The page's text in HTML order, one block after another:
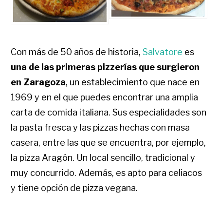
Con más de 50 años de historia,Salvatore es
una de las primeras pizzerías que surgieron
en Zaragoza, un establecimiento que nace en
1969 y en el que puedes encontrar una amplia
carta de comida italiana. Sus especialidades son
la pasta fresca y las pizzas hechas con masa
casera, entre las que se encuentra, por ejemplo,
la pizza Aragón. Un local sencillo, tradicional y
muy concurrido. Además, es apto para celiacos
y tiene opción de pizza vegana.